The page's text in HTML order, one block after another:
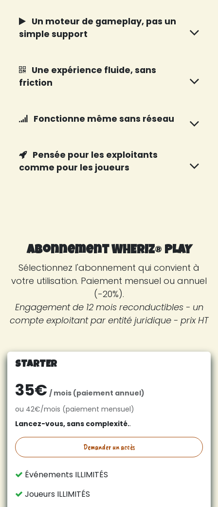
Un moteur de gameplay, pas un
simple support
Une expérience fluide, sans
friction
Fonctionne même sans réseau
Pensée pour les exploitants
comme pour les joueurs
Abonnement WHERIZ® PLAY
Sélectionnez l'abonnement qui convient à
votre utilisation. Paiement mensuel ou annuel
(-20%).
Engagement de 12 mois reconductibles - un
compte exploitant par entité juridique - prix HT
STARTER
35€ / mois (paiement annuel)
ou 42€/mois (paiement mensuel)
Lancez-vous, sans complexité..
Demander un accès
Événements ILLIMITÉS
Joueurs ILLIMITÉS